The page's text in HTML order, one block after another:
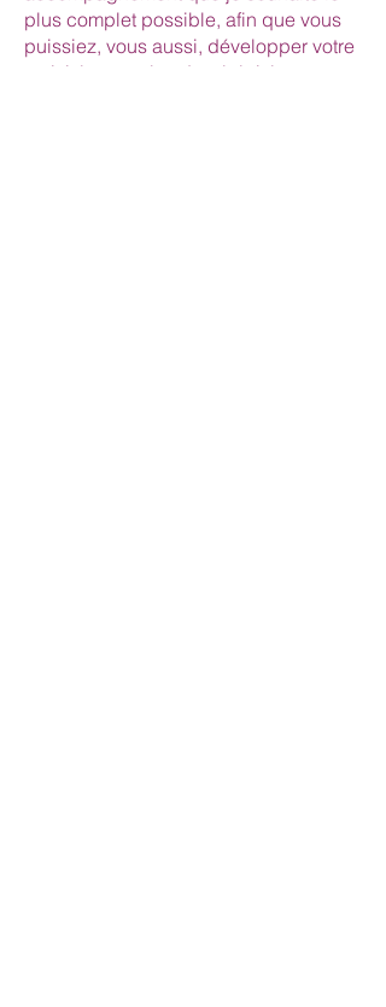
plus complet possible, afin que vous
puissiez, vous aussi, développer votre
activité avec plus de sérénité.